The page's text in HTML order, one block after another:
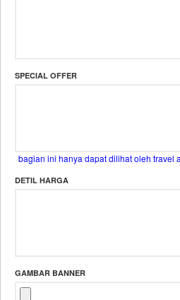
SPECIAL OFFER
bagian ini hanya dapat dilihat oleh travel
DETIL HARGA
GAMBAR BANNER